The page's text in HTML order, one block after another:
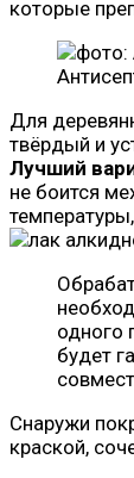
которые
Для
твёрдый и
Лучший
не боится
одного
будет
Снаружи
краской,